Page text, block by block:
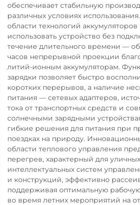
обеспечивает стабильную
различных условиях
области технологий
использовать устройство без
течение длительного времени —
часов непрерывной проекции
литий-ионным аккумуляторам.
зарядки позволяет быстро
коротких перерывов, а наличие
питания — сетевых адаптеров,
тока от транспортных средств и
солнечными зарядными
гибкие решения для питания при
поездках на природу.
области теплового управления
перегрев, характерный для
интеллектуальных систем
и конструкций, эффективно
поддерживая оптимальную
во время летних мероприятий на